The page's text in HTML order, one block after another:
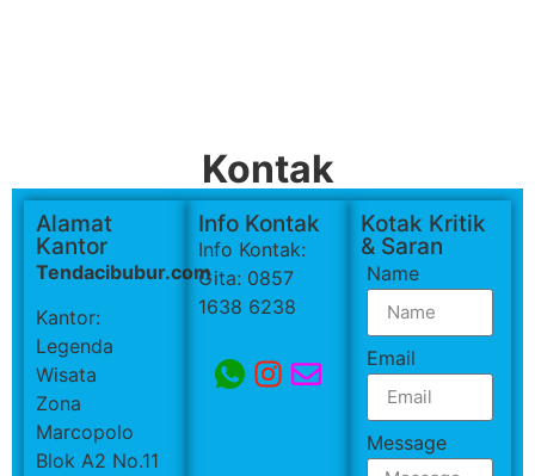
Kontak
Alamat
Kantor
Tendacibubur.com
Kantor:
Legenda
Wisata
Zona
Marcopolo
Blok A2 No.11
Info Kontak
Info Kontak:
Gita: 0857
1638 6238
Kotak Kritik
& Saran
Name
Email
Message